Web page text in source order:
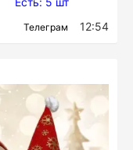
Телеграм 12:54